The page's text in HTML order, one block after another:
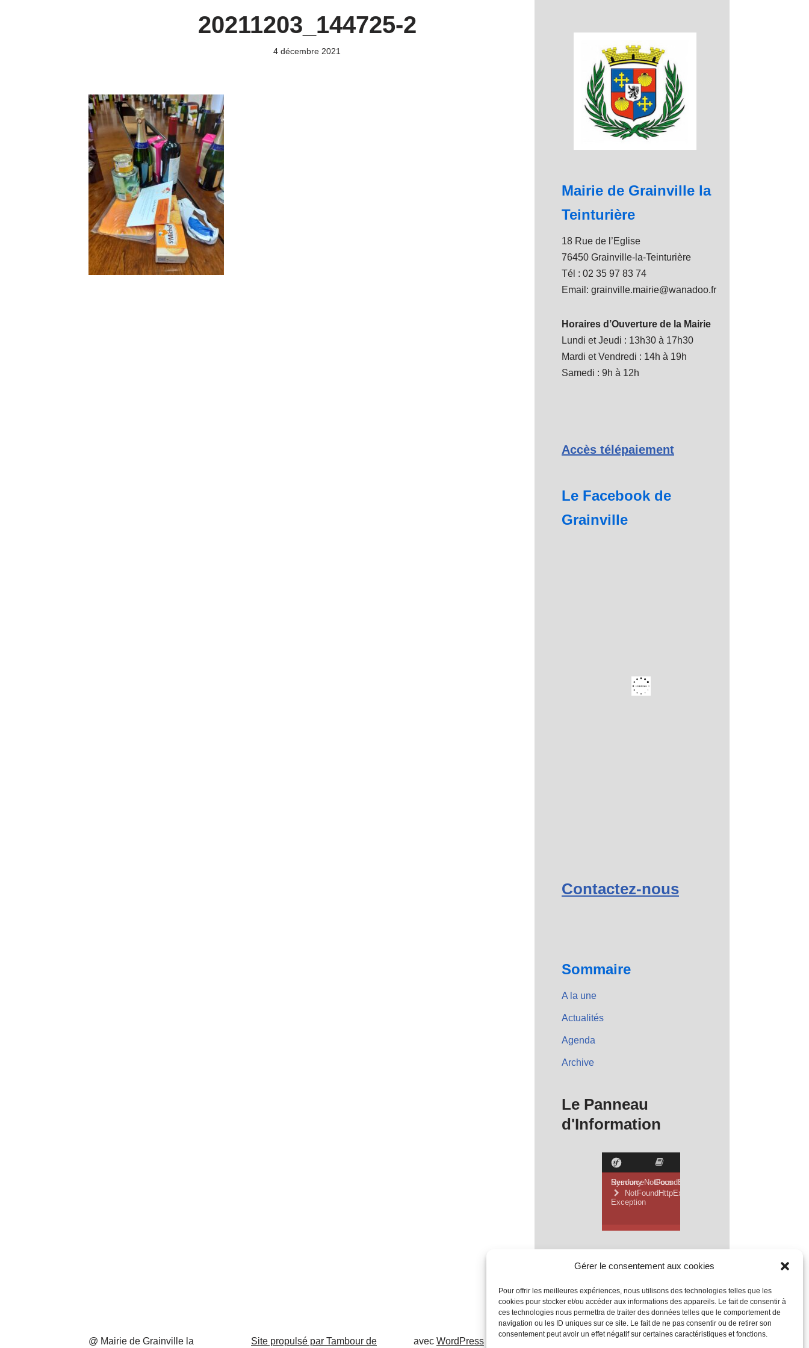
Gérer le consentement aux cookies
Pour offrir les meilleures expériences, nous utilisons des technologies telles que les
cookies pour stocker et/ou accéder aux informations des appareils. Le fait de consentir à
ces technologies nous permettra de traiter des données telles que le comportement de
navigation ou les ID uniques sur ce site. Le fait de ne pas consentir ou de retirer son
consentement peut avoir un effet négatif sur certaines caractéristiques et fonctions.
20211203_144725-2
4 décembre 2021
Mairie de Grainville la
Teinturière
18 Rue de l’Eglise
76450 Grainville-la-Teinturière
Tél : 02 35 97 83 74
Email: grainville.mairie@wanadoo.fr
Horaires d’Ouverture de la Mairie
Lundi et Jeudi : 13h30 à 17h30
Mardi et Vendredi : 14h à 19h
Samedi : 9h à 12h
Accès télépaiement
Le Facebook de
Grainville
Contactez-nous
Sommaire
A la une
Actualités
Agenda
Archive
Le Panneau
d'Information
@ Mairie de Grainville la Site propulsé par Tambour de avec WordPress Mentions Légales